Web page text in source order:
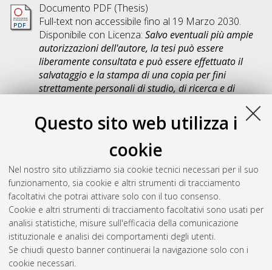
Questo sito web utilizza i
cookie
Nel nostro sito utilizziamo sia cookie tecnici necessari per il suo
funzionamento, sia cookie e altri strumenti di tracciamento
facoltativi che potrai attivare solo con il tuo consenso.
Cookie e altri strumenti di tracciamento facoltativi sono usati per
analisi statistiche, misure sull'efficacia della comunicazione
istituzionale e analisi dei comportamenti degli utenti.
Se chiudi questo banner continuerai la navigazione solo con i
cookie necessari.
Documento PDF (Thesis)
Full-text non accessibile fino al 19 Marzo 2030.
Disponibile con Licenza: Salvo eventuali più ampie
autorizzazioni dell'autore, la tesi può essere
liberamente consultata e può essere effettuato il
salvataggio e la stampa di una copia per fini
strettamente personali di studio, di ricerca e di
utilizzo direttamente o indirettamente commerciale.
Ogni altro diritto sul materiale è riservato
Contatta l'autore
Abstract
Altri metadati
Gestione del documento: